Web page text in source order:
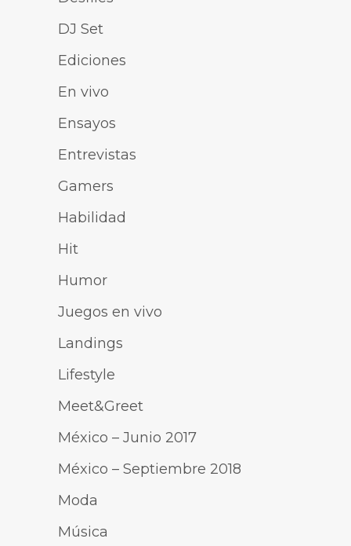
DJ Set
Ediciones
En vivo
Ensayos
Entrevistas
Gamers
Habilidad
Hit
Humor
Juegos en vivo
Landings
Lifestyle
Meet&Greet
México – Junio 2017
México – Septiembre 2018
Moda
Música